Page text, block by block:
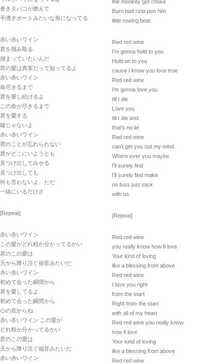
巻きタバコが燃えて
手漕ぎボートみたいな形になってる
赤い赤いワイン
君を掴み取る
掴まっていたいんだ
君の愛は真実だって知ってるよ
赤い赤いワイン
命尽きるまで
君を愛し続けるよ
この命が尽きるまで
君を愛する
嘘じゃないよ
赤い赤いワイン
君のことが忘れられない
君がどこにいようとも
見つけ出してみせる
見つけ出しても
何も言わないよ、ただ
一緒にいるだけさ
[Repeat]
赤い赤いワイン
この愛がどれ程か分かってるかい
君のこの愛は
天から降り注ぐ福音みたいだ
赤い赤いワイン
初めて会った瞬間から
君を愛してるよ
初めて会った瞬間から
心の底からね
赤い赤いワイン この愛が
どれ程か分かってるかい
君のこの愛は
天から降り注ぐ福音みたいだ
赤い赤いワイン
the monkey get choke
Burn bad rizla pon him
little rowing boat
Red red wine
I’m gonna hold to you
Hold on to you
cause I know you love true
Red red wine
I’m gonna love you
till I die
Love you
till I die and
that’s no lie
Red red wine
can’t get you out my mind
Where ever you maybe
I’ll surely find
I’ll surely find make
no fuss just stick
with us
[Repeat]
Red red wine
you really know how fi love
Your kind of loving
like a blessing from above
Red red wine
I love you right
from the start
Right from the start
with all of my heart
Red red wine you really know
how fi love
Your kind of loving
like a blessing from above
Red red wine